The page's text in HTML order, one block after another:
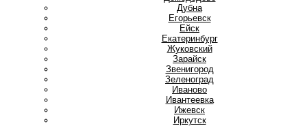
Дубна
Егорьевск
Ейск
Екатеринбург
Жуковский
Зарайск
Звенигород
Зеленоград
Иваново
Ивантеевка
Ижевск
Иркутск